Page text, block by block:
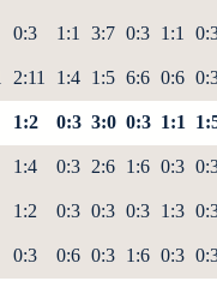
0:3 1:1 3:7 0:3 1:1
2:11 1:4 1:5 6:6 0:6
1:2 0:3 3:0 0:3 1:1
1:4 0:3 2:6 1:6 0:3
1:2 0:3 0:3 0:3 1:3
0:3 0:6 0:3 1:6 0:3